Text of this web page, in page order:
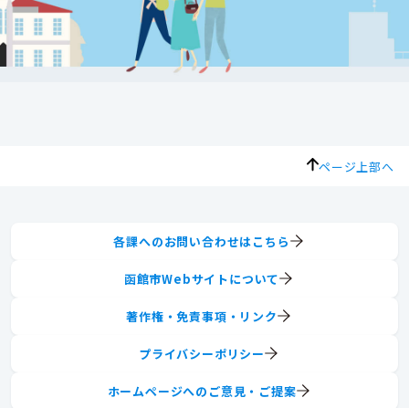
ページ上部へ
各課へのお問い合わせはこちら
函館市Webサイトについて
著作権・免責事項・リンク
プライバシーポリシー
ホームページへのご意見・ご提案